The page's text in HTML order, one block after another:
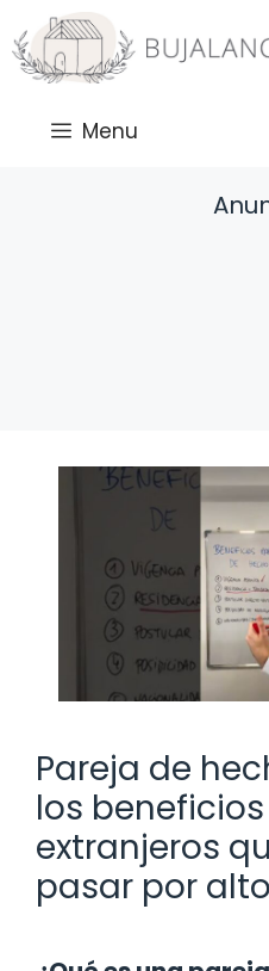
Saltar
al
contenido
Menu
Pareja de
los
extranjeros
pasar por alto